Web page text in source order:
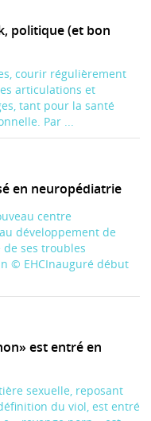
politique (et bon
courir régulièrement
articulations et
tant pour la santé
Par ...
en neuropédiatrie
centre
développement de
de ses troubles
© EHCInauguré début
est entré en
sexuelle, reposant
du viol, est entré